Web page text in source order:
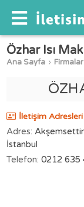
Özhar Isı
Ana Sayfa Firmalar
İletişim Adresleri
Adres:
İstanbul
Telefon: 0212 635